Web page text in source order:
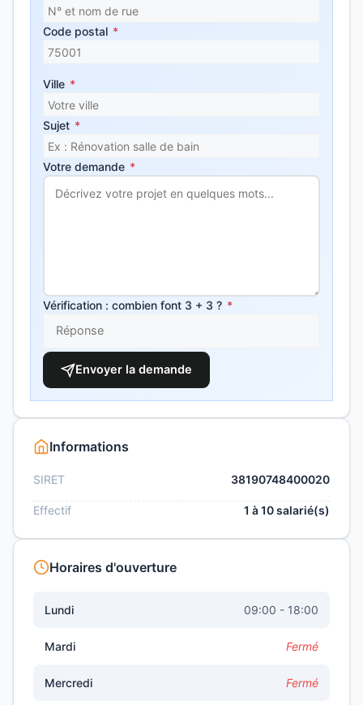
Code postal *
Ville *
Sujet *
Votre demande *
Vérification : combien font 3 + 3 ? *
Envoyer la demande
Informations
SIRET 38190748400020
Effectif 1 à 10 salarié(s)
Horaires d'ouverture
Lundi 09:00 - 18:00
Mardi Fermé
Mercredi Fermé